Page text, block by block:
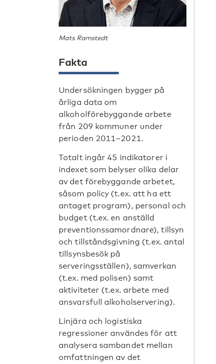
Mats Ramstedt
Fakta
Undersökningen bygger på
årliga data om
alkoholförebyggande arbete
från 209 kommuner under
perioden 2011–2021.
Totalt ingår 45 indikatorer i
indexet som belyser olika delar
av det förebyggande arbetet,
såsom policy (t.ex. att ha ett
antaget program), personal och
budget (t.ex. en anställd
preventionssamordnare), tillsyn
och tillståndsgivning (t.ex. antal
tillsynsbesök på
serveringsställen), samverkan
(t.ex. med polisen) samt
aktiviteter (t.ex. arbete med
ansvarsfull alkoholservering).
Linjära och logistiska
regressioner användes för att
analysera sambandet mellan
omfattningen av det